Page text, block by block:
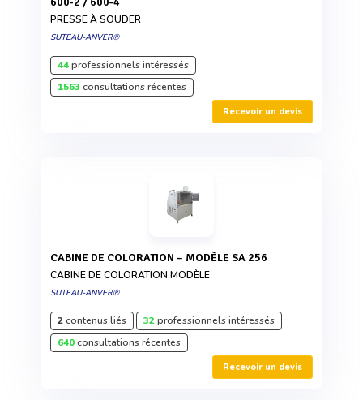
PRESSE À SOUDER
SUTEAU-ANVER®
44professionnels intéressés
1563 consultations récentes
Recevoir un devis
CABINE DE COLORATION – MODÈLE SA 256
CABINE DE COLORATION MODÈLE
SUTEAU-ANVER®
2contenus liés 32professionnels intéressés
640consultations récentes
Recevoir un devis